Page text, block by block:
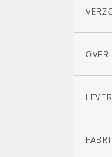
OVER